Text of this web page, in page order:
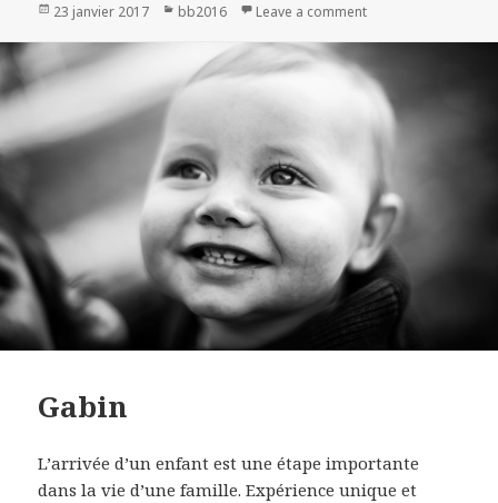
Publié
23 janvier 2017 Catégories
bb2016 Leave a comment
Gabin
L’arrivée d’un enfant est une étape importante
dans la vie d’une famille. Expérience unique et